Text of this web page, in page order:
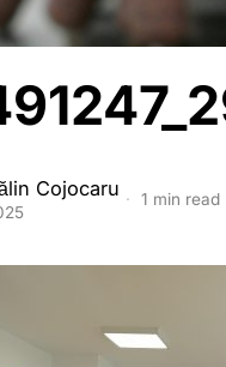
Cojocaru 1 min read